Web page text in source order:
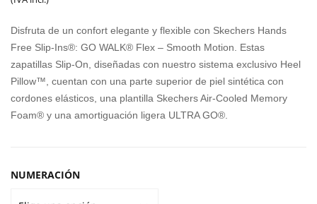
MA
MIN
TS
TWI
original
era:
100,00€.
actual
es:
85,00€.
Disfruta de un confort elegante y flexible con Skechers Hands
Free Slip-Ins®: GO WALK® Flex – Smooth Motion. Estas
zapatillas Slip-On, diseñadas con nuestro sistema exclusivo Heel
Pillow™, cuentan con una parte superior de piel sintética con
cordones elásticos, una plantilla Skechers Air-Cooled Memory
Foam® y una amortiguación ligera ULTRA GO®.
NUMERACIÓN